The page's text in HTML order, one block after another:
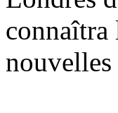
connaîtra
nouvelles